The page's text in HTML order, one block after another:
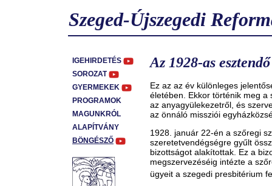
Szeged-Újszegedi
IGEHIRDETÉS
SOROZAT
GYERMEKEK
PROGRAMOK
MAGUNKRÓL
ALAPÍTVÁNY
BÖNGÉSZŐ
Az 1928-as esztendő
Ez az az év különleges
életében. Ekkor történik meg a
az anyagyülekezetről, és
az önnáló missziói
1928. január 22-én a szőregi
szeretetvendégségre gyűlt
bizottságot alakítottak. Ez a
megszervezéséig intézte a
ügyeit a szegedi presbitérium